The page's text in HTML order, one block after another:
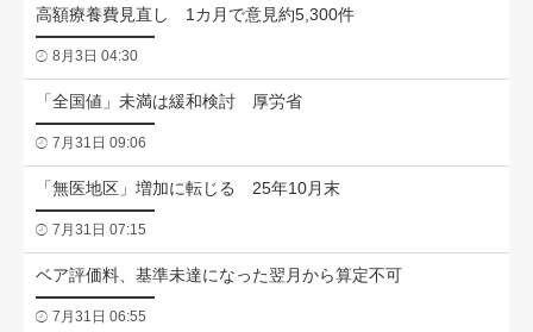
高額療養費見直し 1カ月で意見約5,300件
8月3日 04:30
「全国値」未満は緩和検討 厚労省
7月31日 09:06
「無医地区」増加に転じる 25年10月末
7月31日 07:15
ベア評価料、基準未達になった翌月から算定不可
7月31日 06:55